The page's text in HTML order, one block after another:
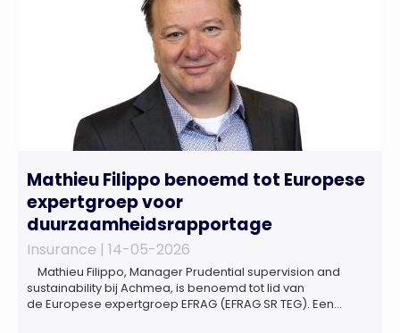
Mathieu Filippo benoemd tot Europese
expertgroep voor
duurzaamheidsrapportage
Insurance | 14-05-2026
Mathieu Filippo, Manager Prudential supervision and
sustainability bij Achmea, is benoemd tot lid van
de Europese expertgroep EFRAG (EFRAG SR TEG). Een